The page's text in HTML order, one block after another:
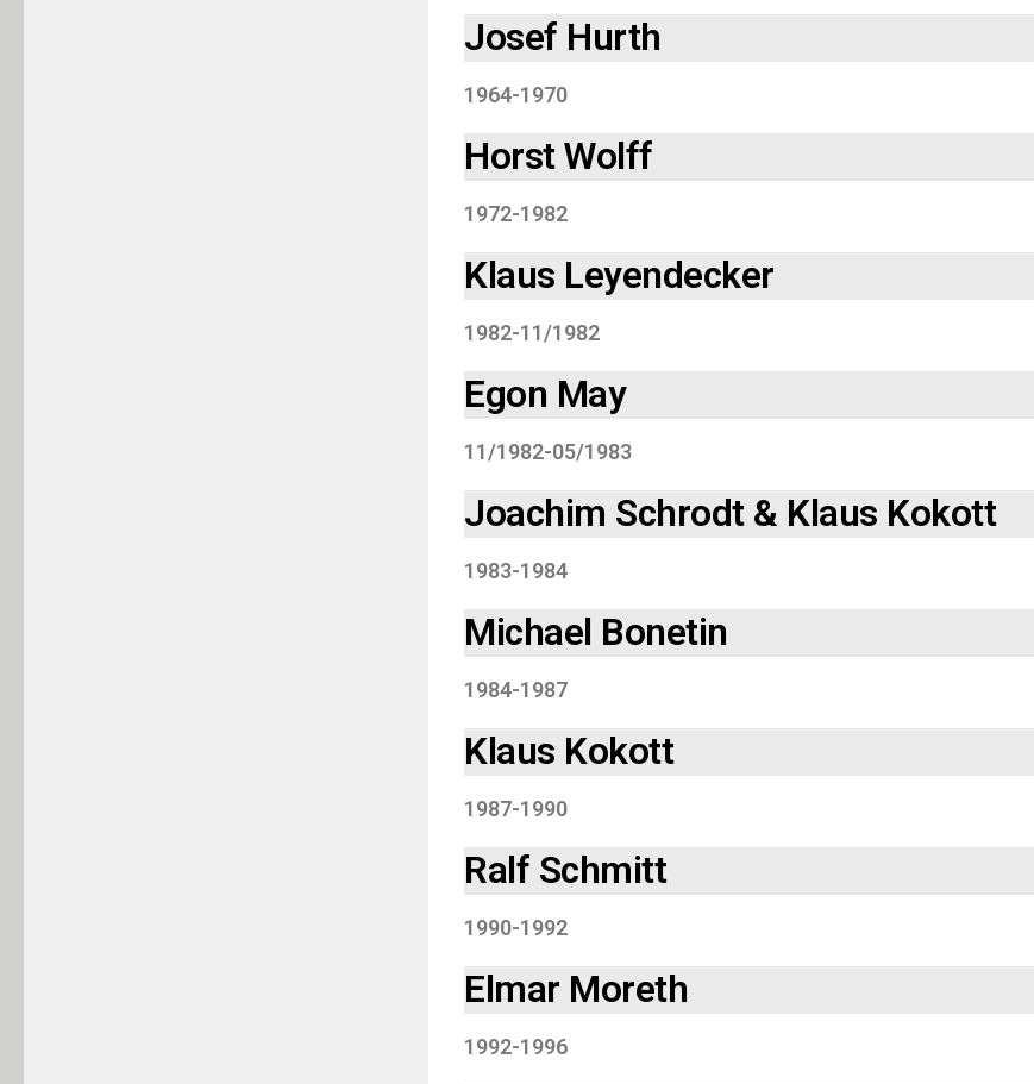
Josef Hurth
1964-1970
Horst Wolff
1972-1982
Klaus Leyendecker
1982-11/1982
Egon May
11/1982-05/1983
Joachim Schrodt & Klaus Kokott
1983-1984
Michael Bonetin
1984-1987
Klaus Kokott
1987-1990
Ralf Schmitt
1990-1992
Elmar Moreth
1992-1996